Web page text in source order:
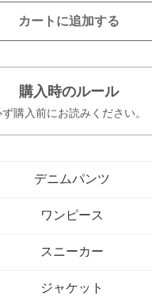
カートに追加する
購入時のルール
ず購入前にお読みください。
デニムパンツ
ワンピース
スニーカー
ジャケット